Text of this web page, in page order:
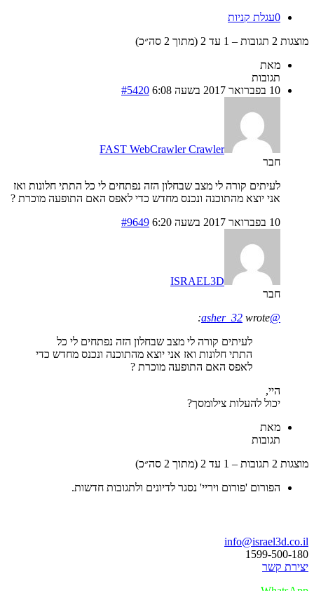
0עגלת קניות
מוצגות 2 תגובות – 1 עד 2 (מתוך 2 סה״כ)
מאת
תגובות
10 בפברואר 2017 בשעה 6:08
#5420
FAST WebCrawler Crawler
חבר
לעיתים קורה לי מצב שבחלון הזה נפתחים לי כל התתי חלונות ואז
אני יוצא מהתוכנה ונכנס מחדש כדי לאפס האם התופעה מוכרת ?
10 בפברואר 2017 בשעה 6:20
#9649
ISRAEL3D
חבר
@asher_32
wrote:
לעיתים קורה לי מצב שבחלון הזה נפתחים לי כל
התתי חלונות ואז אני יוצא מהתוכנה ונכנס מחדש כדי
לאפס האם התופעה מוכרת ?
היי,
יכול להעלות צילומסך?
מאת
תגובות
מוצגות 2 תגובות – 1 עד 2 (מתוך 2 סה״כ)
הפורום 'פורום ויריי' נסגר לדיונים ולתגובות חדשות.
info@israel3d.co.il
1599-500-180
יצירת קשר